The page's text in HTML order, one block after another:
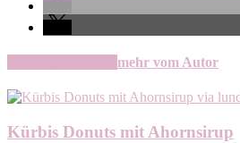
mehr vom Autor
Kürbis Donuts mit Ahornsirup